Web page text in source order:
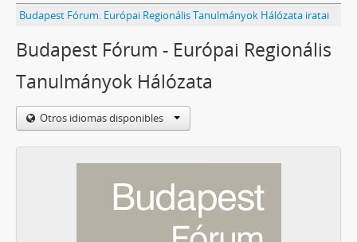
Budapest Fórum. Európai Regionális Tanulmányok Hálózata iratai
Budapest Fórum - Európai Regionális
Tanulmányok Hálózata
Otros idiomas disponibles